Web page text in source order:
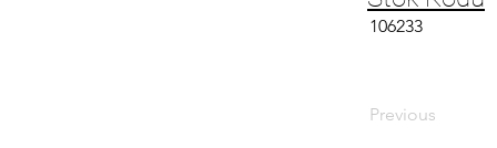
106233
Previous